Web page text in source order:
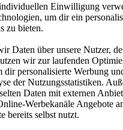
Einwilligung
um dir ein
zu bieten.
Daten über unsere Nutzer,
wir zur laufenden
dir personalisierte Werbung
der Nutzungsstatistiken.
Daten mit externen
Werbekanäle Angebote
bereits selbst nutzt.